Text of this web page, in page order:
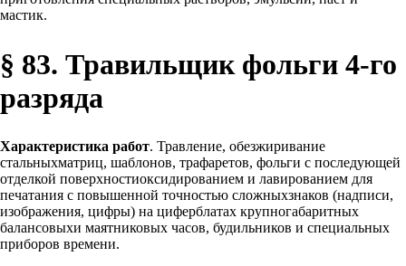
мастик.
§ 83. Травильщик фольги 4-го
разряда
Характеристика работ. Травление, обезжиривание
стальныхматриц, шаблонов, трафаретов, фольги с последующей
отделкой поверхностиоксидированием и лавированием для
печатания с повышенной точностью сложныхзнаков (надписи,
изображения, цифры) на циферблатах крупногабаритных
балансовыхи маятниковых часов, будильников и специальных
приборов времени.